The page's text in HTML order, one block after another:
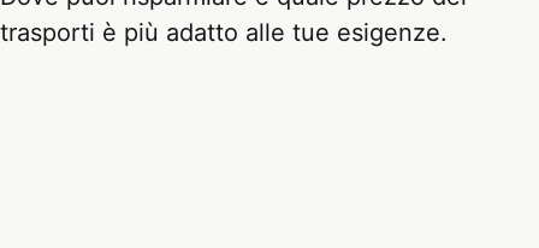
trasporti è più adatto alle tue esigenze.